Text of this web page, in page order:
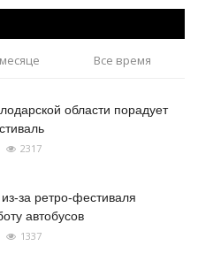
Все время
области порадует
2317
за ретро-фестиваля
автобусов
1337